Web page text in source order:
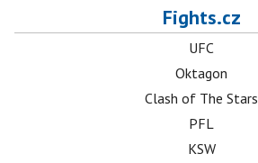
Fights.cz
UFC
Oktagon
Clash of The Stars
PFL
KSW